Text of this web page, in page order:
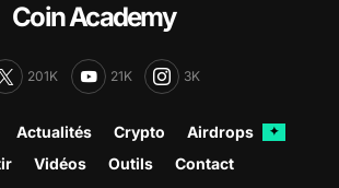
Coin Academy
201K 21K 3K
Actualités Crypto Airdrops ✦
Vidéos Outils Contact